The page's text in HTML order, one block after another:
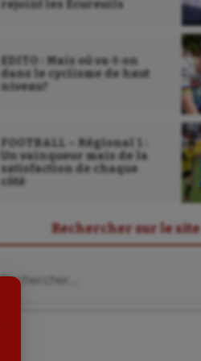
Sarbacane
Sport adapté
Sport handicap
Sport santé
rejoint les Écureuils
EDITO : Mais où va-t-on
dans le cyclisme de haut
niveau?
FOOTBALL – Régional 1 :
Un vainqueur mais de la
satisfaction de chaque
côté
Rechercher sur le site